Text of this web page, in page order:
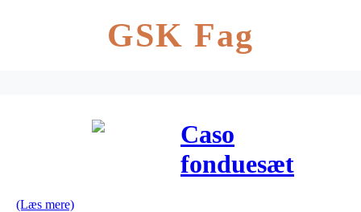
GSK Fag
Caso
fonduesæt
(Læs mere)